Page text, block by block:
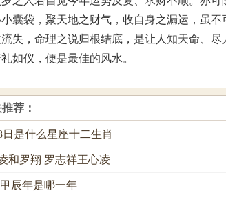
囊袋，聚天地之财气，收自身之漏运，虽
失，命理之说归根结底，是让人知天命、
如仪，便是最佳的风水。
荐：
日是什么星座十二生肖
和罗翔 罗志祥王心凌
甲辰年是哪一年